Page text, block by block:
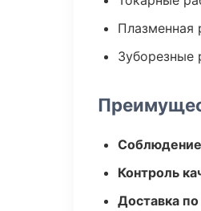
Плазменная
Зуборезные
Соблюдение
Контроль
Доставка